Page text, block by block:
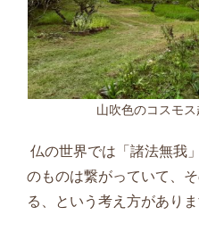
山吹色のコスモ
仏の世界では「諸法無我
のものは繋がっていて、
る、という考え方がありま